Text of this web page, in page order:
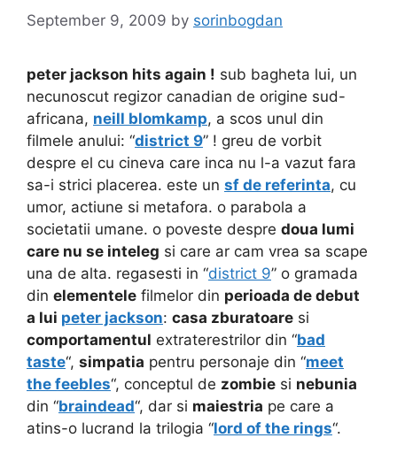
September 9, 2009 by sorinbogdan
peter jackson hits again ! sub bagheta lui, un
necunoscut regizor canadian de origine sud-
africana, neill blomkamp, a scos unul din
filmele anului: “district 9” ! greu de vorbit
despre el cu cineva care inca nu l-a vazut fara
sa-i strici placerea. este un sf de referinta, cu
umor, actiune si metafora. o parabola a
societatii umane. o poveste despre doua lumi
care nu se inteleg si care ar cam vrea sa scape
una de alta. regasesti in “district 9” o gramada
din elementele filmelor din perioada de debut
a lui peter jackson: casa zburatoare si
comportamentul extraterestrilor din “bad
taste“, simpatia pentru personaje din “meet
the feebles“, conceptul de zombie si nebunia
din “braindead“, dar si maiestria pe care a
atins-o lucrand la trilogia “lord of the rings“.